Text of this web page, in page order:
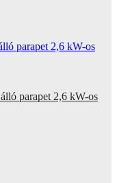
parapet 2,6 kW-os